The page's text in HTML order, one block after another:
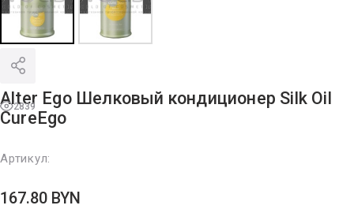
2839
Alter Ego Шелковый кондиционер Silk Oil
CureEgo
Артикул:
167.80 BYN